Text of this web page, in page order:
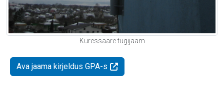
Kuressaare tugijaam
Ava jaama kirjeldus GPA-s